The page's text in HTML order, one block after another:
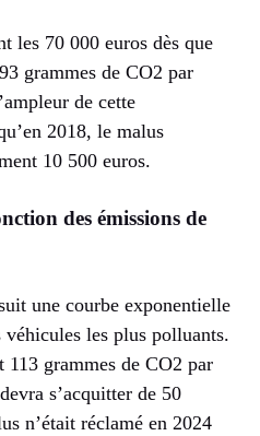
les 70 000 euros dès que
grammes de CO2 par
de cette
2018, le malus
10 500 euros.
des émissions de
une courbe exponentielle
les plus polluants.
grammes de CO2 par
s’acquitter de 50
n’était réclamé en 2024